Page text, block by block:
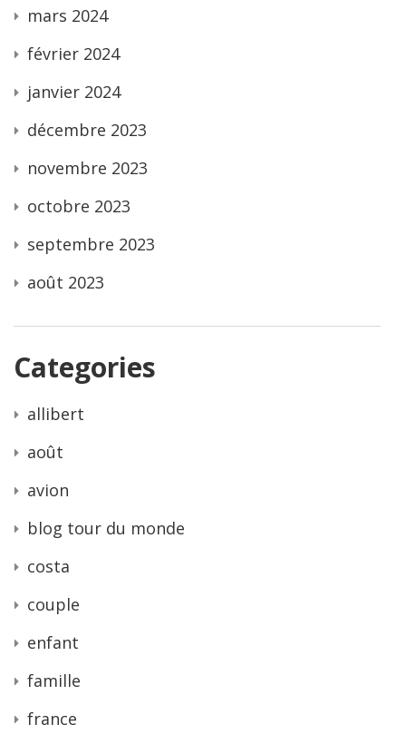
mars 2024
février 2024
janvier 2024
décembre 2023
novembre 2023
octobre 2023
septembre 2023
août 2023
Categories
allibert
août
avion
blog tour du monde
costa
couple
enfant
famille
france